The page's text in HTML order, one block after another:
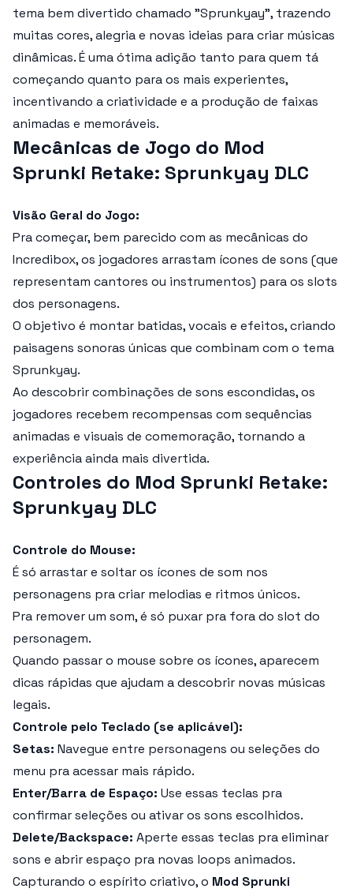
tema bem divertido chamado "Sprunkyay", trazendo
muitas cores, alegria e novas ideias para criar músicas
dinâmicas. É uma ótima adição tanto para quem tá
começando quanto para os mais experientes,
incentivando a criatividade e a produção de faixas
animadas e memoráveis.
Mecânicas de Jogo do Mod
Sprunki Retake: Sprunkyay DLC
Visão Geral do Jogo:
Pra começar, bem parecido com as mecânicas do
Incredibox, os jogadores arrastam ícones de sons (que
representam cantores ou instrumentos) para os slots
dos personagens.
O objetivo é montar batidas, vocais e efeitos, criando
paisagens sonoras únicas que combinam com o tema
Sprunkyay.
Ao descobrir combinações de sons escondidas, os
jogadores recebem recompensas com sequências
animadas e visuais de comemoração, tornando a
experiência ainda mais divertida.
Controles do Mod Sprunki Retake:
Sprunkyay DLC
Controle do Mouse:
É só arrastar e soltar os ícones de som nos
personagens pra criar melodias e ritmos únicos.
Pra remover um som, é só puxar pra fora do slot do
personagem.
Quando passar o mouse sobre os ícones, aparecem
dicas rápidas que ajudam a descobrir novas músicas
legais.
Controle pelo Teclado (se aplicável):
Setas: Navegue entre personagens ou seleções do
menu pra acessar mais rápido.
Enter/Barra de Espaço: Use essas teclas pra
confirmar seleções ou ativar os sons escolhidos.
Delete/Backspace: Aperte essas teclas pra eliminar
sons e abrir espaço pra novas loops animados.
Capturando o espírito criativo, o Mod Sprunki